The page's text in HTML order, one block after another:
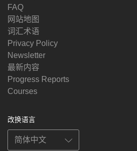
FAQ
网站地图
词汇术语
Privacy Policy
Newsletter
最新内容
Progress Reports
Courses
改换语言